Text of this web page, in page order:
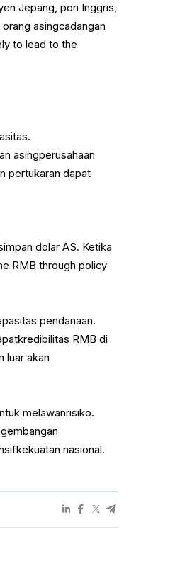
Jepang, pon Inggris,
asingcadangan
to lead to the
asingperusahaan
pertukaran dapat
dolar AS. Ketika
RMB through policy
pendanaan.
RMB di
luar akan
melawanrisiko.
nasional.